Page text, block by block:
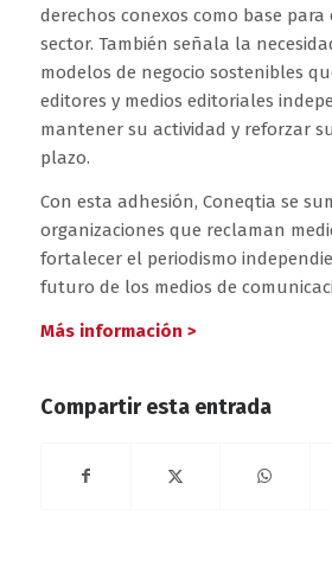
derechos conexos como base
sector. También señala la
modelos de negocio sostenibles
editores y medios editoriales
mantener su actividad y reforzar
plazo.
Con esta adhesión, Coneqtia se
organizaciones que reclaman
fortalecer el periodismo
futuro de los medios de
Más información >
Compartir esta entrada